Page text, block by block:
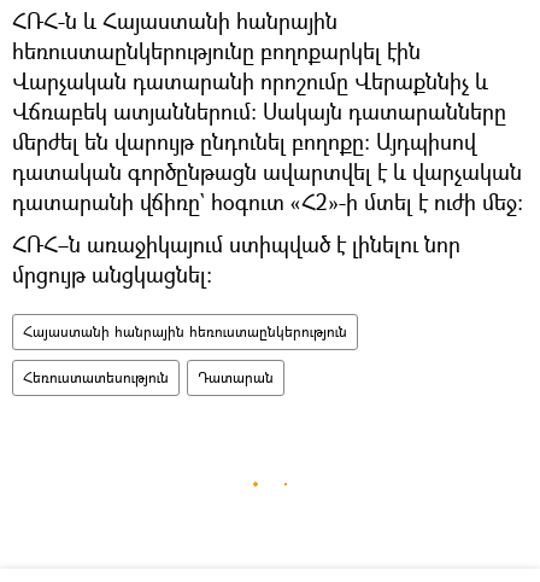
ՀՌՀ-ն և Հայաստանի հանրային
հեռուստաընկերությունը բողոքարկել էին
Վարչական դատարանի որոշումը Վերաքննիչ և
Վճռաբեկ ատյաններում։ Սակայն դատարանները
մերժել են վարույթ ընդունել բողոքը։ Այդպիսով
դատական գործընթացն ավարտվել է և վարչական
դատարանի վճիռը` հօգուտ «Հ2»-ի մտել է ուժի մեջ։
ՀՌՀ–ն առաջիկայում ստիպված է լինելու նոր
մրցույթ անցկացնել։
Հայաստանի հանրային հեռուստաընկերություն
Հեռուստատեսություն Դատարան